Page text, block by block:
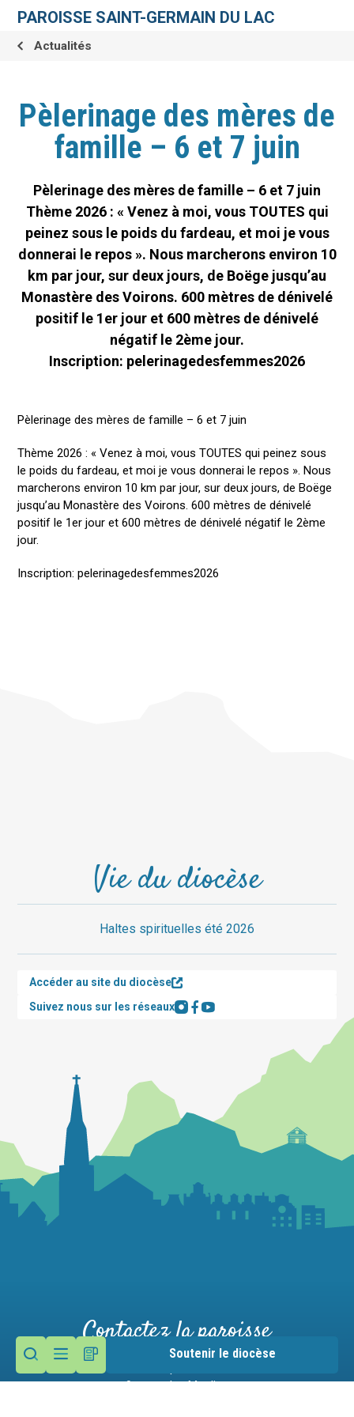
contenu.
personnelsPAROISSE SAINT-GERMAIN DU LAC
Soutenir le diocèse
Actualités
Pèlerinage des mères de
famille – 6 et 7 juin
Pèlerinage des mères de famille – 6 et 7 juin
Thème 2026 : « Venez à moi, vous TOUTES qui
peinez sous le poids du fardeau, et moi je vous
donnerai le repos ». Nous marcherons environ 10
km par jour, sur deux jours, de Boëge jusqu’au
Monastère des Voirons. 600 mètres de dénivelé
positif le 1er jour et 600 mètres de dénivelé
négatif le 2ème jour.
Inscription: pelerinagedesfemmes2026
Pèlerinage des mères de famille – 6 et 7 juin
Thème 2026 : « Venez à moi, vous TOUTES qui peinez sous
le poids du fardeau, et moi je vous donnerai le repos ». Nous
marcherons environ 10 km par jour, sur deux jours, de Boëge
jusqu’au Monastère des Voirons. 600 mètres de dénivelé
positif le 1er jour et 600 mètres de dénivelé négatif le 2ème
jour.
Inscription: pelerinagedesfemmes2026
Vie du diocèse
Haltes spirituelles été 2026
Accéder au site du diocèse
Suivez nous sur les réseaux
Contactez la paroisse
9 route des Moulins